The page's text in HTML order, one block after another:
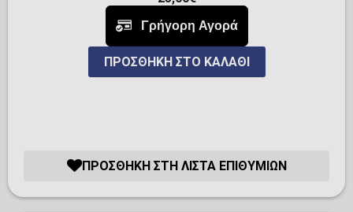
ΠΡΟΣΘΉΚΗ ΣΤΟ ΚΑΛΆΘΙ
ΠΡΟΣΘΉΚΗ ΣΤΗ ΛΊΣΤΑ ΕΠΙΘΥΜΙΏΝ